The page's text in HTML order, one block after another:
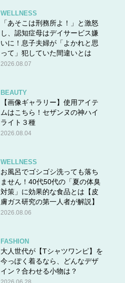
WELLNESS
「あそこは刑務所よ！」と激怒
し、認知症母はデイサービス嫌
いに！息子夫婦が「よかれと思
って」犯していた間違いとは
2026.08.07
BEAUTY
【画像ギャラリー】使用アイテ
ムはこちら！セザンヌの神ハイ
ライト３種
2026.08.04
WELLNESS
お風呂でゴシゴシ洗っても落ち
ません！40代50代の「夏の体臭
対策」に効果的な食品とは【皮
膚ガス研究の第一人者が解説】
2026.08.06
FASHION
大人世代が【Tシャツワンピ】を
今っぽく着るなら、どんなデザ
イン？合わせる小物は？